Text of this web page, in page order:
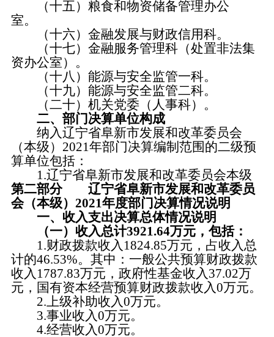
（十五）粮食和物资储备管理办公
室。
（十六）金融发展与财政信用科。
（十七）金融服务管理科（处置非法集
资办公室）。
（十八）能源与安全监管一科。
（十九）能源与安全监管二科。
（二十）机关党委（人事科）。
二、部门决算单位构成
纳入辽宁省阜新市发展和改革委员会
（本级）2021年部门决算编制范围的二级预
算单位包括：
1.辽宁省阜新市发展和改革委员会本级
第二部分 辽宁省阜新市发展和改革委员
会（本级）2021年度部门决算情况说明
一、收入支出决算总体情况说明
（一）收入总计3921.64万元，包括：
1.财政拨款收入1824.85万元，占收入总
计的46.53%。其中：一般公共预算财政拨款
收入1787.83万元，政府性基金收入37.02万
元，国有资本经营预算财政拨款收入0万元。
2.上级补助收入0万元。
3.事业收入0万元。
4.经营收入0万元。